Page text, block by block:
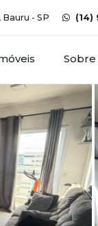
- SP (14)
Sobre